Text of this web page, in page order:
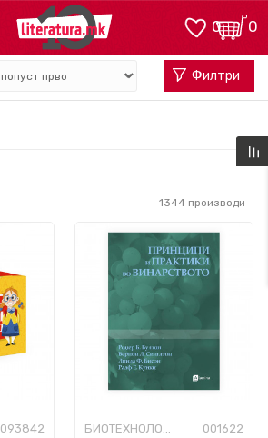
0
0
Филтри
1344 производи
093842 БИОТЕХНОЛОГИЈА 001622